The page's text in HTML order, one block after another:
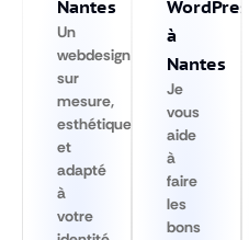
Nantes
Un
webdesign
sur
mesure,
esthétique
et
adapté
à
votre
WordPress
à
Nantes
Je
vous
aide
à
faire
les
bons